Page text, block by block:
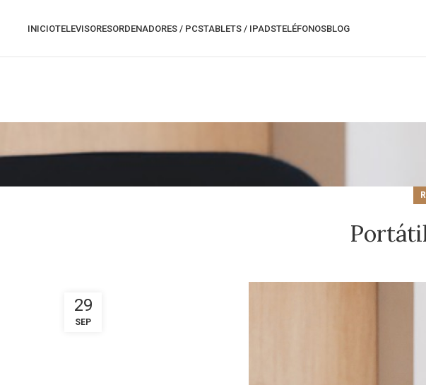
INICIOTELEVISORESORDENADORES / PCSTABLETS / IPADSTELÉFONOSBLOG
29
SEP